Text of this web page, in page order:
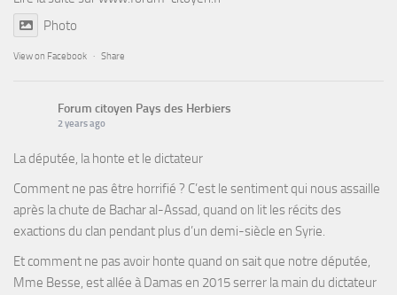
Photo
View on Facebook · Share
Forum citoyen Pays des Herbiers
2 years ago
La députée, la honte et le dictateur
Comment ne pas être horrifié ? C’est le sentiment qui nous assaille
après la chute de Bachar al-Assad, quand on lit les récits des
exactions du clan pendant plus d’un demi-siècle en Syrie.
Et comment ne pas avoir honte quand on sait que notre députée,
Mme Besse, est allée à Damas en 2015 serrer la main du dictateur